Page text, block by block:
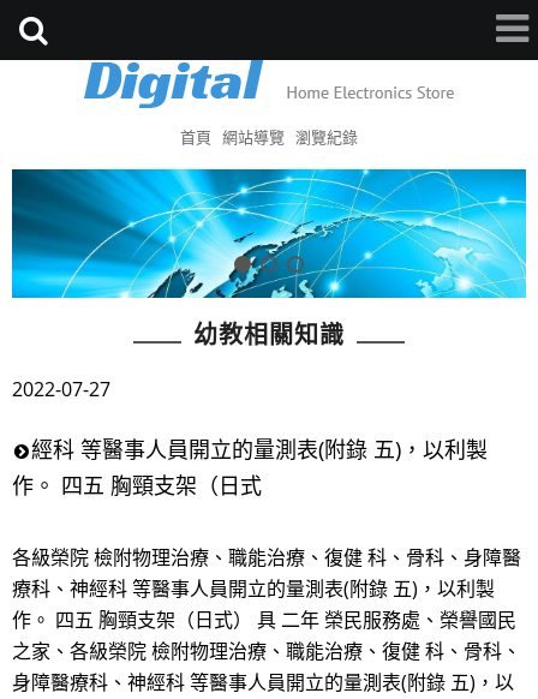
首頁 網站導覽 瀏覽紀錄
幼教相關知識
2022-07-27
經科 等醫事人員開立的量測表(附錄 五)，以利製
作。 四五 胸頸支架（日式
各級榮院 檢附物理治療、職能治療、復健 科、骨科、身障醫
療科、神經科 等醫事人員開立的量測表(附錄 五)，以利製
作。 四五 胸頸支架（日式） 具 二年 榮民服務處、榮譽國民
之家、各級榮院 檢附物理治療、職能治療、復健 科、骨科、
身障醫療科、神經科 等醫事人員開立的量測表(附錄 五)，以